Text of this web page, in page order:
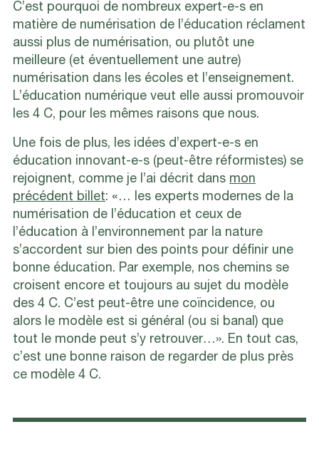
C’est pourquoi de nombreux expert-e-s en
matière de numérisation de l’éducation réclament
aussi plus de numérisation, ou plutôt une
meilleure (et éventuellement une autre)
numérisation dans les écoles et l’enseignement.
L’éducation numérique veut elle aussi promouvoir
les 4 C, pour les mêmes raisons que nous.
Une fois de plus, les idées d’expert-e-s en
éducation innovant-e-s (peut-être réformistes) se
rejoignent, comme je l’ai décrit dans mon
précédent billet: «… les experts modernes de la
numérisation de l’éducation et ceux de
l’éducation à l’environnement par la nature
s’accordent sur bien des points pour définir une
bonne éducation. Par exemple, nos chemins se
croisent encore et toujours au sujet du modèle
des 4 C. C’est peut-être une coïncidence, ou
alors le modèle est si général (ou si banal) que
tout le monde peut s’y retrouver…». En tout cas,
c’est une bonne raison de regarder de plus près
ce modèle 4 C.